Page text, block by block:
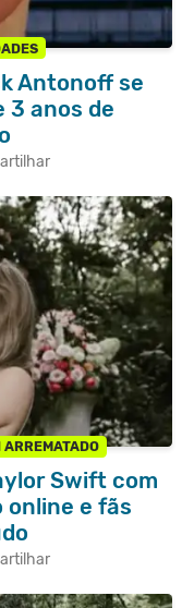
Antonoff se
3 anos de
Swift com
online e fãs